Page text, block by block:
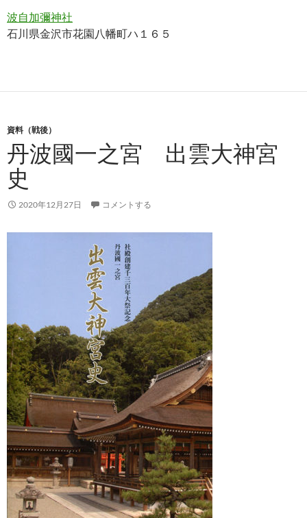
波自加彌神社
石川県金沢市花園八幡町ハ１６５
資料（戦後）
丹波國一之宮 出雲大神宮
史
2020年12月27日 コメントする